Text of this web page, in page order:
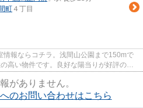
町 ４丁目
情報ならコチラ。浅間山公園まで150mで
高い物件です。良好な陽当りが好評の、
がありません。
のお問い合わせはこちら